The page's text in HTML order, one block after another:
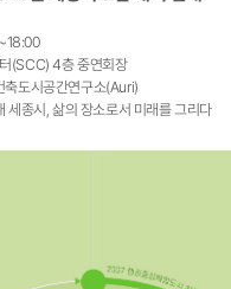
(SCC) 4층 중연회장
축도시공간연구소(Auri)
세종시, 삶의 장소로서 미래를 그리다​